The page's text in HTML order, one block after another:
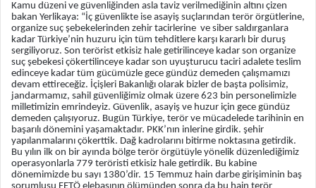
Kamu düzeni ve güvenliğinden asla taviz verilmediğinin altını çizen
bakan Yerlikaya: “İç güvenlikte ise asayiş suçlarından terör örgütlerine,
organize suç şebekelerinden zehir tacirlerine ve siber saldırganlara
kadar Türkiye’nin huzuru için tüm tehditlere karşı kararlı bir duruş
sergiliyoruz. Son terörist etkisiz hale getirilinceye kadar son organize
suç şebekesi çökertilinceye kadar son uyuşturucu taciri adalete teslim
edinceye kadar tüm gücümüzle gece gündüz demeden çalışmamızı
devam ettireceğiz. İçişleri Bakanlığı olarak bizler de başta polisimiz,
jandarmamız, sahil güvenliğimiz olmak üzere 623 bin personelimizle
milletimizin emrindeyiz. Güvenlik, asayiş ve huzur için gece gündüz
demeden çalışıyoruz. Bugün Türkiye, terör ve mücadelede tarihinin en
başarılı dönemini yaşamaktadır. PKK’nın inlerine girdik. şehir
yapılanmalarını çökerttik. Dağ kadrolarını bitirme noktasına getirdik.
Bu yılın ilk on bir ayında bölge terör örgütüyle yönelik düzenlediğimiz
operasyonlarla 779 teröristi etkisiz hale getirdik. Bu kabine
dönemimizde bu sayı 1380’dir. 15 Temmuz hain darbe girişiminin baş